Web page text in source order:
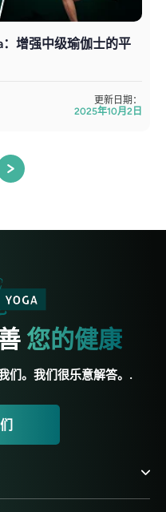
增强中级瑜伽士的平
更新日期：
2025年10月2日
您的健康
们。我们很乐意解答。.